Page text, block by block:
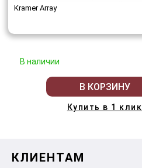
Kramer Array
В наличии
В КОРЗИНУ
Купить в 1 клик
КЛИЕНТАМ